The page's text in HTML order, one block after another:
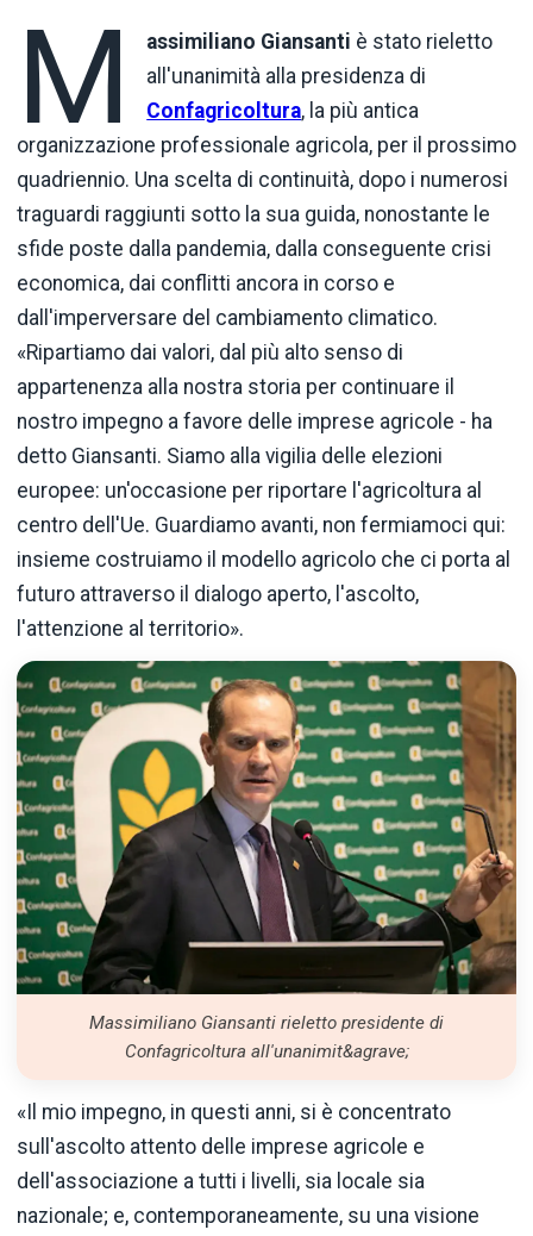
M assimiliano Giansanti è stato rieletto
all'unanimità alla presidenza di
Confagricoltura, la più antica
organizzazione professionale agricola, per il prossimo
quadriennio. Una scelta di continuità, dopo i numerosi
traguardi raggiunti sotto la sua guida, nonostante le
sfide poste dalla pandemia, dalla conseguente crisi
economica, dai conflitti ancora in corso e
dall'imperversare del cambiamento climatico.
«Ripartiamo dai valori, dal più alto senso di
appartenenza alla nostra storia per continuare il
nostro impegno a favore delle imprese agricole - ha
detto Giansanti. Siamo alla vigilia delle elezioni
europee: un'occasione per riportare l'agricoltura al
centro dell'Ue. Guardiamo avanti, non fermiamoci qui:
insieme costruiamo il modello agricolo che ci porta al
futuro attraverso il dialogo aperto, l'ascolto,
l'attenzione al territorio».
Massimiliano Giansanti rieletto presidente di
Confagricoltura all'unanimit&agrave;
«Il mio impegno, in questi anni, si è concentrato
sull'ascolto attento delle imprese agricole e
dell'associazione a tutti i livelli, sia locale sia
nazionale; e, contemporaneamente, su una visione